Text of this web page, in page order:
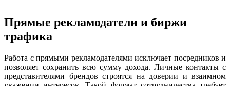
Прямые рекламодатели и биржи
трафика
Работа с прямыми рекламодателями исключает посредников и
позволяет сохранить всю сумму дохода. Личные контакты с
представителями брендов строятся на доверии и взаимном